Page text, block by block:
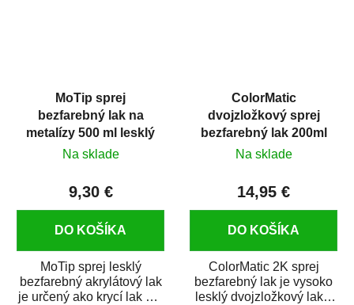
MoTip sprej
bezfarebný lak na
metalízy 500 ml lesklý
Na sklade
9,30 €
DO KOŠÍKA
MoTip sprej lesklý
bezfarebný akrylátový lak
je určený ako krycí lak pre
ColorMatic
dvojzložkový sprej
bezfarebný lak 200ml
Na sklade
14,95 €
DO KOŠÍKA
ColorMatic 2K sprej
bezfarebný lak je vysoko
lesklý dvojzložkový lak s